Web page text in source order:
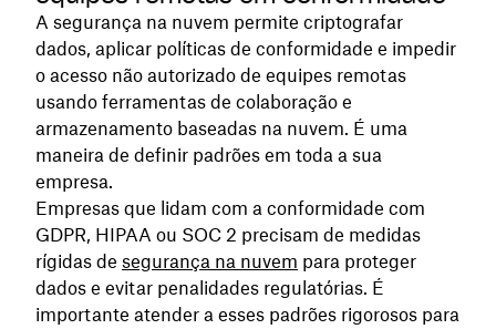
A segurança na nuvem permite criptografar
dados, aplicar políticas de conformidade e impedir
o acesso não autorizado de equipes remotas
usando ferramentas de colaboração e
armazenamento baseadas na nuvem. É uma
maneira de definir padrões em toda a sua
empresa.
Empresas que lidam com a conformidade com
GDPR, HIPAA ou SOC 2 precisam de medidas
rígidas de segurança na nuvem para proteger
dados e evitar penalidades regulatórias. É
importante atender a esses padrões rigorosos para